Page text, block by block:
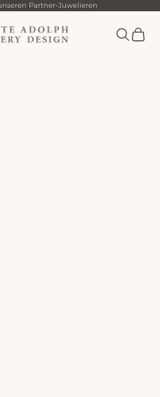
Partner-Juwelieren
Suchen